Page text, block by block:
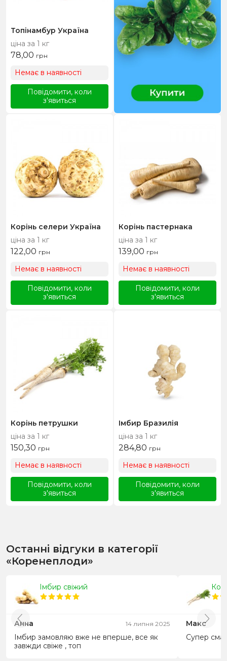
Топінамбур Україна
ціна за 1 кг
78,00 грн
Немає в наявності
Повідомити, коли
з'явиться
Корінь селери Україна
ціна за 1 кг
122,00 грн
Немає в наявності
Повідомити, коли
з'явиться
Корінь пастернака
ціна за 1 кг
139,00 грн
Немає в наявності
Повідомити, коли
з'явиться
Корінь петрушки
ціна за 1 кг
150,30 грн
Немає в наявності
Повідомити, коли
з'явиться
Імбир Бразилія
ціна за 1 кг
284,80 грн
Немає в наявності
Повідомити, коли
з'явиться
Останні відгуки в категорії
«Коренеплоди»
Імбир свіжий
Анна 14 липня 2025
Імбир замовляю вже не вперше, все як
завжди свіже , топ
Макс
Супер